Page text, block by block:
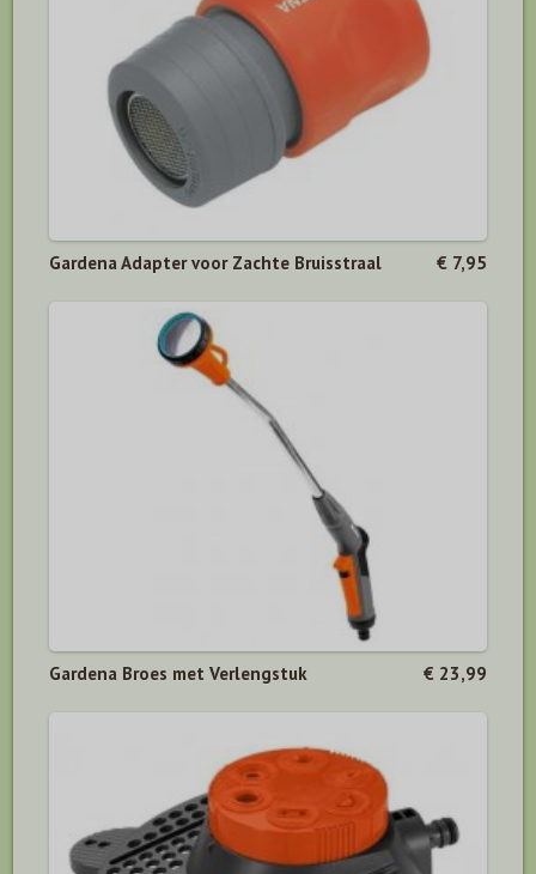
Gardena Adapter voor Zachte Bruisstraal € 7,95
Gardena Broes met Verlengstuk € 23,99